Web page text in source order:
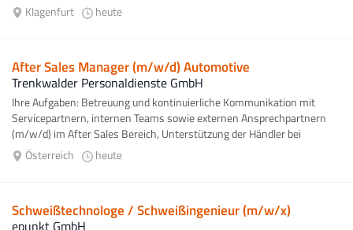
Klagenfurt
heute
After Sales Manager (m/w/d) Automotive
Trenkwalder Personaldienste GmbH
Ihre Aufgaben: Betreuung und kontinuierliche Kommunikation mit
Servicepartnern, internen Teams sowie externen Ansprechpartnern
(m/w/d) im After Sales Bereich, Unterstützung der Händler bei
technischen...
Österreich heute
Schweißtechnologe / Schweißingenieur (m/w/x)
epunkt GmbH